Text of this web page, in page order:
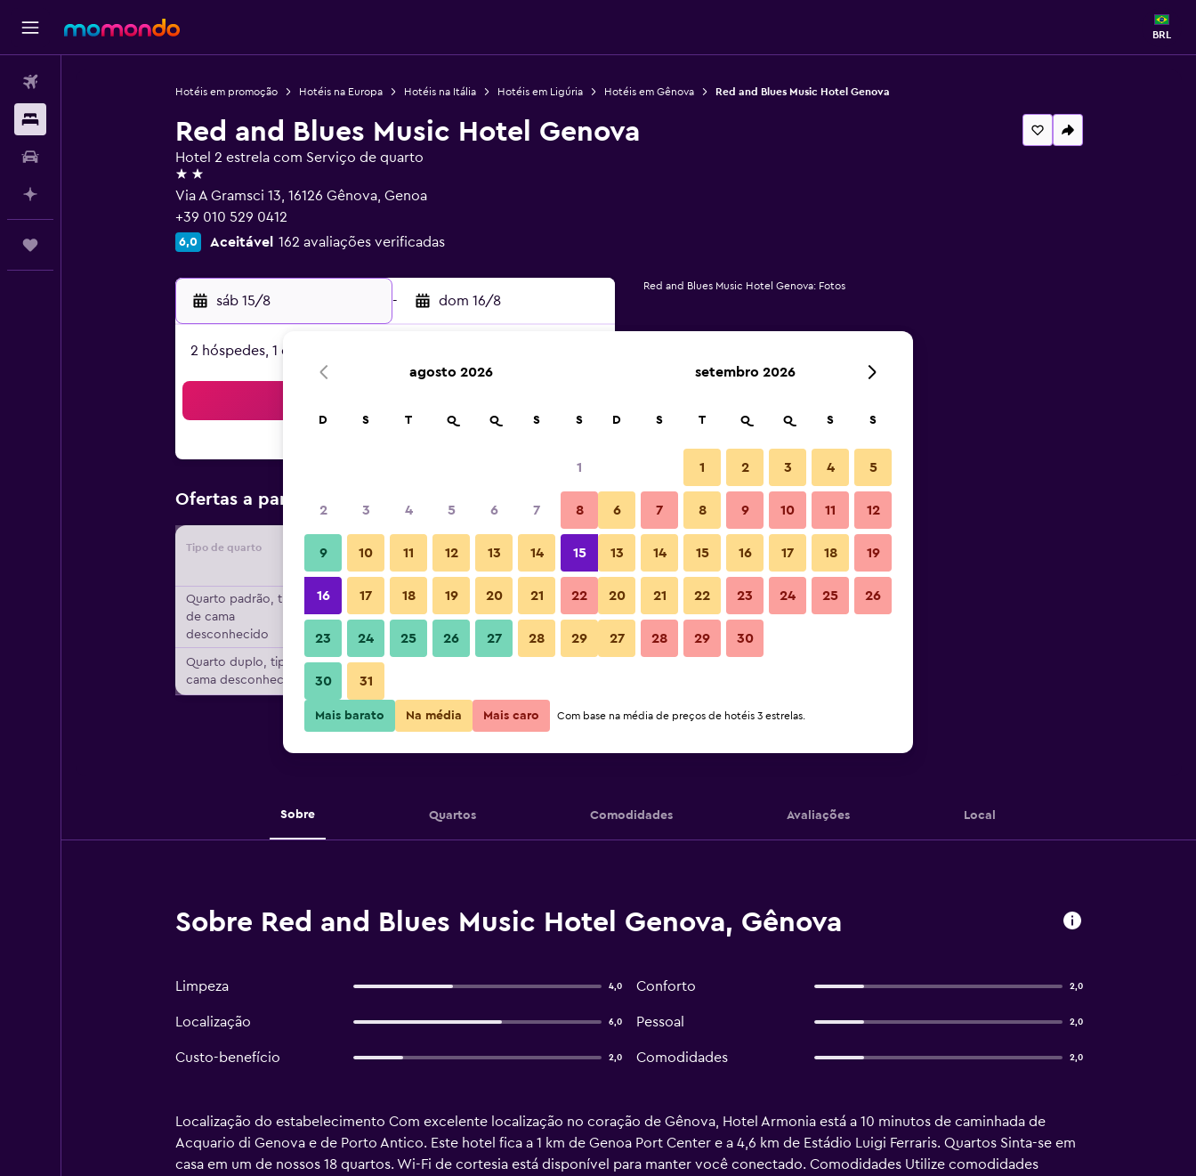
BRL
Hotéis em promoção Hotéis na Europa Hotéis na Itália Hotéis em Ligúria Hotéis em Gênova Red and Blues Music Hotel Genova
Red and Blues Music Hotel Genova
Hotel 2 estrela com Serviço de quarto
2 estrelas
Via A Gramsci 13, 16126 Gênova, Genoa
+39 010 529 0412
6,0 Aceitável 162 avaliações verificadas
sáb 15/8 - dom 16/8
2 hóspedes, 1 quarto
Ofertas a partir de preço por noite mais barato(a)
Tipo de quarto Fornecedor
Total por
Quarto padrão, tipo
de cama
desconhecido
R$ 569 Ver oferta
Quarto duplo, tipo de
cama desconhecido
Red and Blues Music Hotel Genova: Fotos
Sobre Quartos Comodidades Avaliações Local
Sobre Red and Blues Music Hotel Genova, Gênova
Limpeza 4,0 Conforto 2,0
Localização 6,0 Pessoal 2,0
Custo-benefício 2,0 Comodidades 2,0
Localização do estabelecimento Com excelente localização no coração de Gênova, Hotel Armonia está a 10 minutos de caminhada de
Acquario di Genova e de Porto Antico. Este hotel fica a 1 km de Genoa Port Center e a 4,6 km de Estádio Luigi Ferraris. Quartos Sinta-se em
casa em um de nossos 18 quartos. Wi-Fi de cortesia está disponível para manter você conectado. Comodidades Utilize comodidades
agosto 2026
D S T Q Q S S
1
2 3 4 5 6 7 8
9 10 11 12 13 14 15
16 17 18 19 20 21 22
23 24 25 26 27 28 29
30 31
setembro 2026
D S T Q Q S S
1 2 3 4 5
6 7 8 9 10 11 12
13 14 15 16 17 18 19
20 21 22 23 24 25 26
27 28 29 30
Mais barato Na média Mais caro Com base na média de preços de hotéis 3 estrelas.